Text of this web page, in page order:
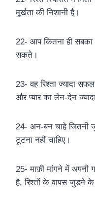
मूर्खता की निशानी है।
22- आप कितना ही
सकते।
23- वह रिश्ता ज्यादा
और प्यार का लेन-देन
24- अन-बन चाहे जितनी
टूटना नहीं चाहिए।
25- माफ़ी मांगने में अपनी
है, रिश्तों के वापस जुड़ने